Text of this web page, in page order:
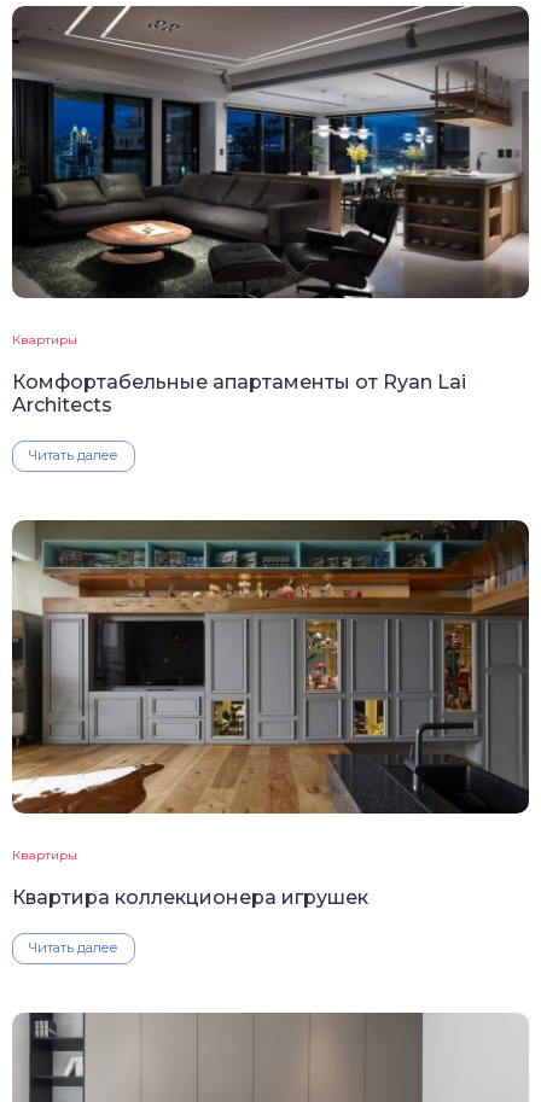
Квартиры
Комфортабельные апартаменты от Ryan Lai
Architects
Читать далее
Квартиры
Квартира коллекционера игрушек
Читать далее